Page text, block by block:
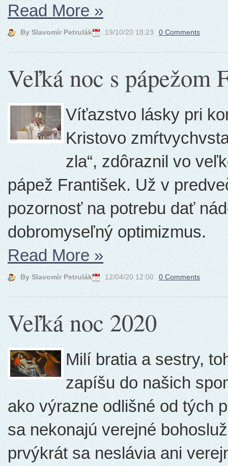
Read More»
By Slavomír Petrulák 19/10/20 18:23 0 Comments
Veľká noc s pápežom
Víťazstvo lásky pri
Kristovo
zla“, zdôraznil vo
pápež František. Už v
pozornosť na potrebu dať
dobromyseľný optimizmus.
Read More»
By Slavomír Petrulák 12/04/20 12:00 0 Comments
Veľká noc 2020
Milí bratia a sestry,
zapíšu do našich
ako výrazne odlišné od tých
sa nekonajú verejné
prvýkrát sa neslávia ani